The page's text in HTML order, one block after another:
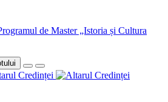
de Master „Istoria și Cultura